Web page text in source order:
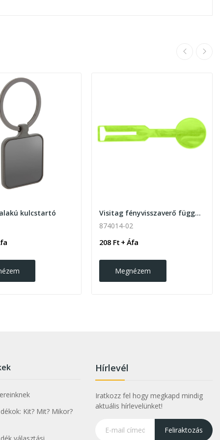
kulcstartó
Visitag fényvisszaverő függő címke
874014-02
208 Ft + Áfa
Megnézem
Kit? Mit? Mikor?
választási
Hírlevél
Iratkozz fel hogy megkapd mindig
aktuális hírlevelünket!
Feliraktozás